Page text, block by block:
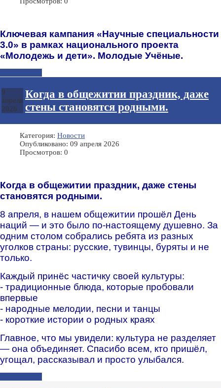
Ключевая кампания «Научные специальности
3.0» в рамках национального проекта
«Молодежь и дети». Молодые Учёные.
9
апреля
2026
Когда в общежитии праздник, даже
стены становятся родными.
Категория: Новости
Опубликовано: 09 апреля 2026
Просмотров: 0
Когда в общежитии праздник, даже стены
становятся родными.
8 апреля, в нашем общежитии прошёл День
наций — и это было по-настоящему душевно. За
одним столом собрались ребята из разных
уголков страны: русские, тувинцы, буряты и не
только.
Каждый принёс частичку своей культуры:
- традиционные блюда, которые пробовали
впервые
- народные мелодии, песни и танцы
- короткие истории о родных краях
Главное, что мы увидели: культура не разделяет
— она объединяет. Спасибо всем, кто пришёл,
угощал, рассказывал и просто улыбался.